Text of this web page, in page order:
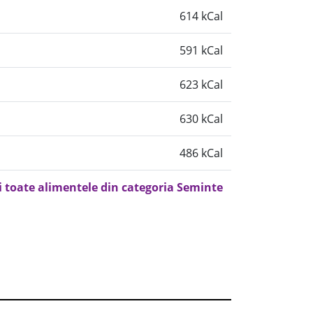
614 kCal
591 kCal
623 kCal
630 kCal
486 kCal
toate alimentele din categoria Seminte